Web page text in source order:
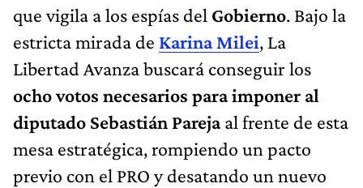
que vigila a los espías del Gobierno. Bajo la
estricta mirada de Karina Milei, La
Libertad Avanza buscará conseguir los
ocho votos necesarios para imponer al
diputado Sebastián Parejaal frente de esta
mesa estratégica, rompiendo un pacto
previo con el PRO y desatando un nuevo